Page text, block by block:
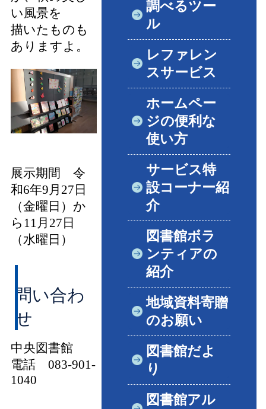
い風景を
描いたものも
ありますよ。
展示期間 令
和6年9月27日
（金曜日）か
ら11月27日
（水曜日）
問い合わ
せ
中央図書館
電話 083-901-
1040
調べるツー
ル
レファレン
スサービス
ホームペー
ジの便利な
使い方
サービス特
設コーナー紹
介
図書館ボラ
ンティアの
紹介
地域資料寄贈
のお願い
図書館だよ
り
図書館アル